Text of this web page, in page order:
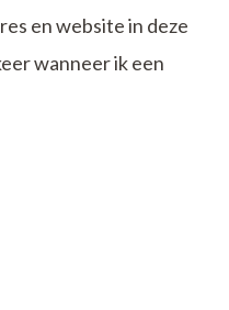
en website in deze
wanneer ik een